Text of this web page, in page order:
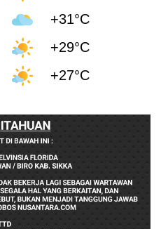
+31°C
+29°C
+27°C